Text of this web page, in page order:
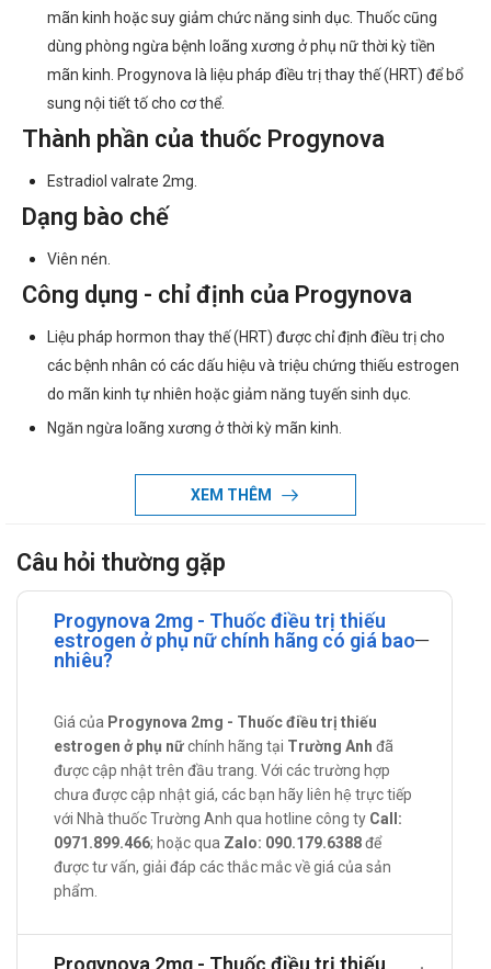
mãn kinh hoặc suy giảm chức năng sinh dục. Thuốc cũng
dùng phòng ngừa bệnh loãng xương ở phụ nữ thời kỳ tiền
mãn kinh. Progynova là liệu pháp điều trị thay thế (HRT) để bổ
sung nội tiết tố cho cơ thể.
Thành phần của thuốc Progynova
Estradiol valrate 2mg.
Dạng bào chế
Viên nén.
Công dụng - chỉ định của Progynova
Liệu pháp hormon thay thế (HRT) được chỉ định điều trị cho
các bệnh nhân có các dấu hiệu và triệu chứng thiếu estrogen
do mãn kinh tự nhiên hoặc giảm năng tuyến sinh dục.
Ngăn ngừa loãng xương ở thời kỳ mãn kinh.
Phụ nữ có thai và đang cho con bú
Có, đã hoặc nghi ngờ ung thư vú
Có hoặc nghi ngờ có khối u ở tử cung lành tính hoặc ác tính,
do ảnh hưởng của các hormon sinh dục
Hiện tại hoặc có tiền sử bị u gan (lành tính và ác tính)
Huyết khối động mạch tiến triển (như nhồi máu cơ tim, đột
quỵ)
Huyết khối tĩnh mạch sâu tiến triển, nghẽn mạch huyết khối
hoặc có tiền sử mắc các bệnh này
Nguy cơ cao mắc huyết khối động mạch hoặc tĩnh mạch
Tăng triglyceride máu nặng
Có tiền sử mẫn cảm với bất cứ thành phần nào của thuốc
XEM THÊM
Câu hỏi thường gặp
Progynova 2mg - Thuốc điều trị thiếu
estrogen ở phụ nữ chính hãng có giá bao
nhiêu?
Giá của Progynova 2mg - Thuốc điều trị thiếu
estrogen ở phụ nữchính hãng tại Trường Anh đã
được cập nhật trên đầu trang. Với các trường hợp
chưa được cập nhật giá, các bạn hãy liên hệ trực tiếp
với Nhà thuốc Trường Anh qua hotline công ty Call:
0971.899.466; hoặc qua Zalo: 090.179.6388để
được tư vấn, giải đáp các thắc mắc về giá của sản
phẩm.
Progynova 2mg - Thuốc điều trị thiếu